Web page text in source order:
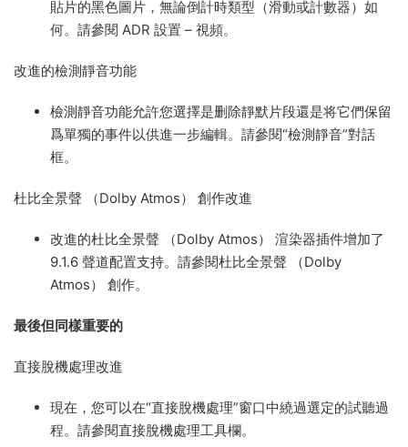
貼片的黑色圖片，無論倒計時類型（滑動或計數器）如
何。請參閱 ADR 設置 – 視頻。
改進的檢測靜音功能
檢測靜音功能允許您選擇是删除靜默片段還是将它們保留
爲單獨的事件以供進一步編輯。請參閱“檢測靜音”對話
框。
杜比全景聲 （Dolby Atmos） 創作改進
改進的杜比全景聲 （Dolby Atmos） 渲染器插件增加了
9.1.6 聲道配置支持。請參閱杜比全景聲 （Dolby
Atmos） 創作。
最後但同樣重要的
直接脫機處理改進
現在，您可以在“直接脫機處理”窗口中繞過選定的試聽過
程。請參閱直接脫機處理工具欄。